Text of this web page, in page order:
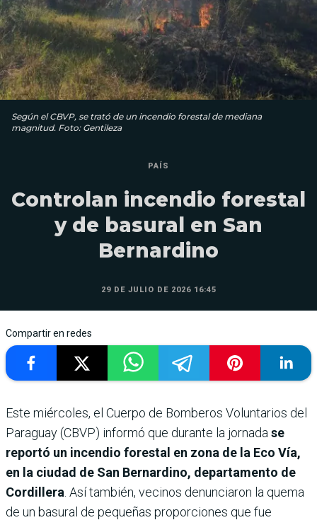
Según el CBVP, se trató de un incendio forestal de mediana
magnitud. Foto: Gentileza
PAÍS
Controlan incendio forestal
y de basural en San
Bernardino
29 DE JULIO DE 2026 16:45
Compartir en redes
Este miércoles, el Cuerpo de Bomberos Voluntarios del
Paraguay (CBVP) informó que durante la jornada se
reportó un incendio forestal en zona de la Eco Vía,
en la ciudad de San Bernardino, departamento de
Cordillera . Así también, vecinos denunciaron la quema
de un basural de pequeñas proporciones que fue